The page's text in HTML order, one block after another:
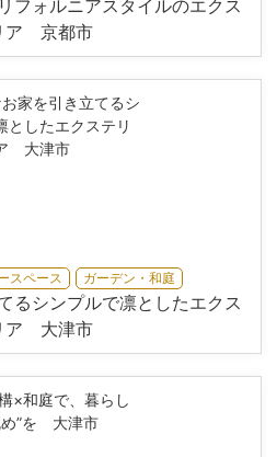
フォルニアスタイルのエクス
ア 京都市
スペース ガーデン・和庭
るシンプルで凛としたエクス
ア 大津市